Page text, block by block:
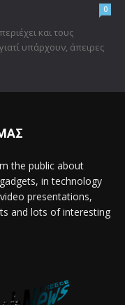
0
και τους
υπάρχουν, άπειρες
the public about
in technology
presentations,
and lots of interesting